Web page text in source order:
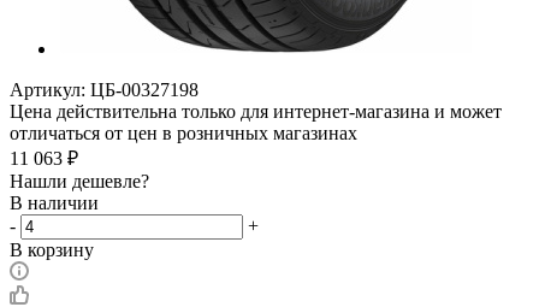
Артикул: ЦБ-00327198
Цена действительна только для интернет-магазина и может
отличаться от цен в розничных магазинах
11 063 ₽
Нашли дешевле?
В наличии
-
+
В корзину